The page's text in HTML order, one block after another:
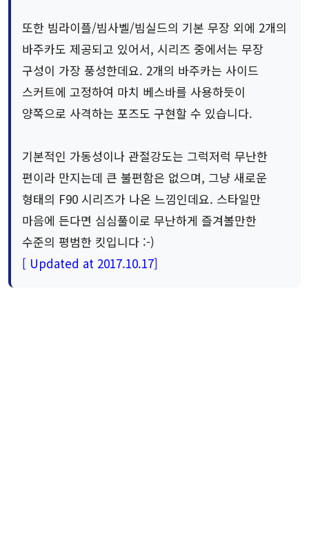
또한 빔라이플/빔사벨/빔실드의 기본 무장 외에 2개의
바주카도 제공되고 있어서, 시리즈 중에서는 무장
구성이 가장 풍성한데요. 2개의 바주카는 사이드
스커트에 고정하여 마치 베스바를 사용하듯이
양쪽으로 사격하는 포즈도 구현할 수 있습니다.
기본적인 가동성이나 관절강도는 그럭저럭 무난한
편이라 만지는데 큰 불편함은 없으며, 그냥 새로운
형태의 F90 시리즈가 나온 느낌인데요. 스타일만
마음에 든다면 심심풀이로 무난하게 즐겨볼만한
수준의 평범한 킷입니다 :-)
[ Updated at 2017.10.17]